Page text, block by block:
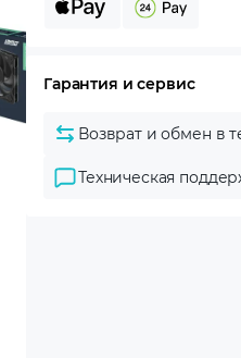
Гарантия и сервис
Возврат и обмен в
Техническая